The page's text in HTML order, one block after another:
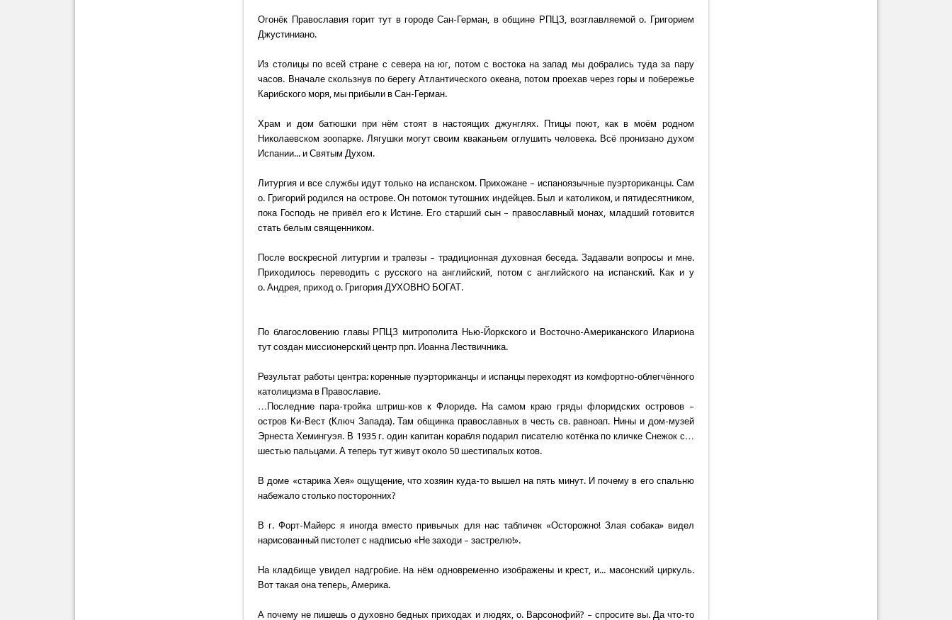
Огонёк Православия горит тут в городе Сан-Герман, в общине РПЦЗ, возглавляемой о. Григорием
Джустиниано.
Из столицы по всей стране с севера на юг, потом с востока на запад мы добрались туда за пару
часов. Вначале скользнув по берегу Атлантического океана, потом проехав через горы и побережье
Карибского моря, мы прибыли в Сан-Герман.
Храм и дом батюшки при нём стоят в настоящих джунглях. Птицы поют, как в моём родном
Николаевском зоопарке. Лягушки могут своим кваканьем оглушить человека. Всё пронизано духом
Испании... и Святым Духом.
Литургия и все службы идут только на испанском. Прихожане – испаноязычные пуэрториканцы. Сам
о. Григорий родился на острове. Он потомок тутошних индейцев. Был и католиком, и пятидесятником,
пока Господь не привёл его к Истине. Его старший сын – православный монах, младший готовится
стать белым священником.
После воскресной литургии и трапезы – традиционная духовная беседа. Задавали вопросы и мне.
Приходилось переводить с русского на английский, потом с английского на испанский. Как и у
о. Андрея, приход о. Григория ДУХОВНО БОГАТ.
По благословению главы РПЦЗ митрополита Нью-Йоркского и Восточно-Американского Илариона
тут создан миссионерский центр прп. Иоанна Лествичника.
Результат работы центра: коренные пуэрториканцы и испанцы переходят из комфортно-облегчённого
католицизма в Православие.
…Последние пара-тройка штриш-ков к Флориде. На самом краю гряды флоридских островов –
остров Ки-Вест (Ключ Запада). Там общинка православных в честь св. равноап. Нины и дом-музей
Эрнеста Хемингуэя. В 1935 г. один капитан корабля подарил писателю котёнка по кличке Снежок с…
шестью пальцами. А теперь тут живут около 50 шестипалых котов.
В доме «старика Хея» ощущение, что хозяин куда-то вышел на пять минут. И почему в его спальню
набежало столько посторонних?
В г. Форт-Майерс я иногда вместо привычых для нас табличек «Осторожно! Злая собака» видел
нарисованный пистолет с надписью «Не заходи – застрелю!».
На кладбище увидел надгробие. Hа нём одновременно изображены и крест, и... маcонский циркуль.
Вот такая она тепeрь, Америка.
А почему не пишешь о духовно бедных приходах и людяx, о. Варсонофий? – спросите вы. Да что-то